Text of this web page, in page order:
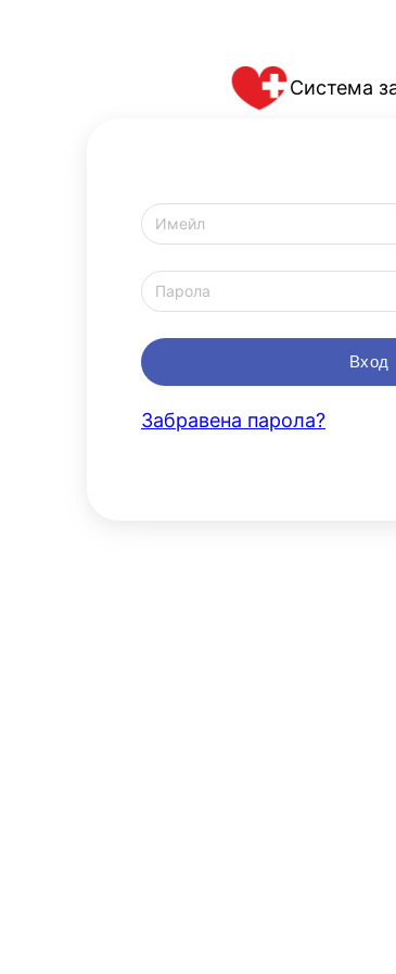
Система
Забравена парола?